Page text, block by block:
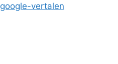
google-vertalen